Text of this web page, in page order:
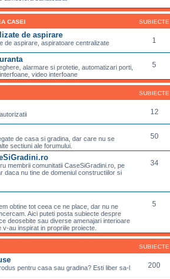
CASEI SUBIECTE
de aspirare
de aspirare, aspiratoare centralizate 1
alarmare si protetie, automatizari porti,
video interfoane
5
SUBIECTE
12
de casa si gradina, dar care nu se
sectiuni ale forumului.
50
membrii comunitatii CaseSiGradini.ro, pe
daca nu tine de domeniul constructiilor si
34
obtine tot ceea ce ne place, dar nu ne
Aici puteti posta subiecte despre
deosebite sau diverse amenajari interioare
au inspirat in propriile proiecte.
5
SUBIECTE
pentru casa sau gradina? Esti liber sa-l
200